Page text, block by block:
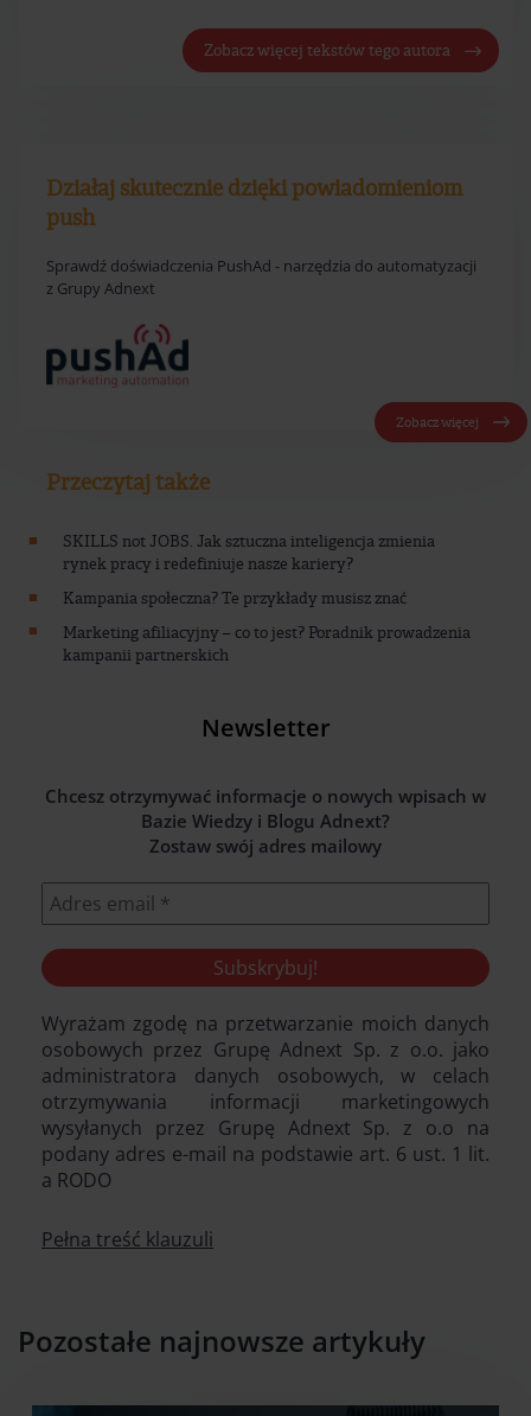
Zobacz więcej tekstów tego autora
Działaj skutecznie dzięki powiadomieniom
push
Sprawdź doświadczenia PushAd - narzędzia do automatyzacji
z Grupy Adnext
Zobacz więcej
Przeczytaj także
SKILLS not JOBS. Jak sztuczna inteligencja zmienia
rynek pracy i redefiniuje nasze kariery?
Kampania społeczna? Te przykłady musisz znać
Marketing afiliacyjny – co to jest? Poradnik prowadzenia
kampanii partnerskich
Newsletter
Chcesz otrzymywać informacje o nowych wpisach w
Bazie Wiedzy i Blogu Adnext?
Zostaw swój adres mailowy
Wyrażam zgodę na przetwarzanie moich danych
osobowych przez Grupę Adnext Sp. z o.o. jako
administratora danych osobowych, w celach
otrzymywania informacji marketingowych
wysyłanych przez Grupę Adnext Sp. z o.o na
podany adres e-mail na podstawie art. 6 ust. 1 lit.
a RODO
Pełna treść klauzuli
Pozostałe najnowsze artykuły